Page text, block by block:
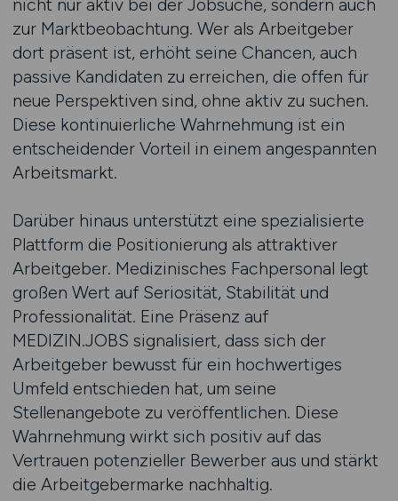
nicht nur aktiv bei der Jobsuche, sondern auch
zur Marktbeobachtung. Wer als Arbeitgeber
dort präsent ist, erhöht seine Chancen, auch
passive Kandidaten zu erreichen, die offen für
neue Perspektiven sind, ohne aktiv zu suchen.
Diese kontinuierliche Wahrnehmung ist ein
entscheidender Vorteil in einem angespannten
Arbeitsmarkt.
Darüber hinaus unterstützt eine spezialisierte
Plattform die Positionierung als attraktiver
Arbeitgeber. Medizinisches Fachpersonal legt
großen Wert auf Seriosität, Stabilität und
Professionalität. Eine Präsenz auf
MEDIZIN.JOBS signalisiert, dass sich der
Arbeitgeber bewusst für ein hochwertiges
Umfeld entschieden hat, um seine
Stellenangebote zu veröffentlichen. Diese
Wahrnehmung wirkt sich positiv auf das
Vertrauen potenzieller Bewerber aus und stärkt
die Arbeitgebermarke nachhaltig.